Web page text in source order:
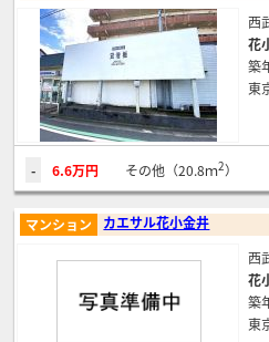
西
花
築
東
- 6.6万円 その他（20.8ｍ2）
カエサル花小金井
マンション
西
花
築
東